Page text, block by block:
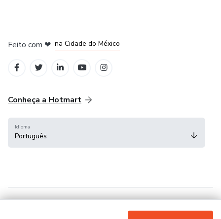
Feito com ❤ na Cidade do México
Conheça a Hotmart
Idioma
Português